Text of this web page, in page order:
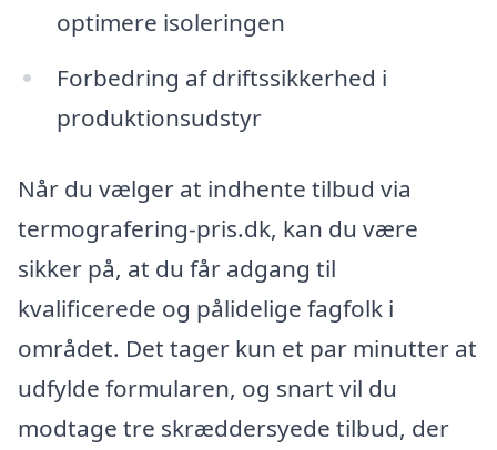
optimere isoleringen
Forbedring af driftssikkerhed i
produktionsudstyr
Når du vælger at indhente tilbud via
termografering-pris.dk, kan du være
sikker på, at du får adgang til
kvalificerede og pålidelige fagfolk i
området. Det tager kun et par minutter at
udfylde formularen, og snart vil du
modtage tre skræddersyede tilbud, der